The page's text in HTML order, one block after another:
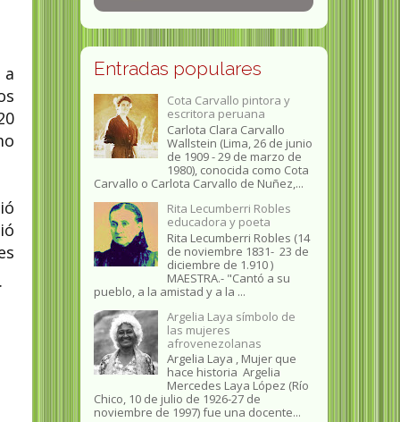
Entradas populares
Cota Carvallo pintora y
escritora peruana
Carlota Clara Carvallo
Wallstein (Lima, 26 de junio
de 1909 - 29 de marzo de
1980), conocida como Cota
Carvallo o Carlota Carvallo de Nuñez,...
Rita Lecumberri Robles
educadora y poeta
Rita Lecumberri Robles (14
de noviembre 1831- 23 de
diciembre de 1.910 )
MAESTRA.- "Cantó a su
pueblo, a la amistad y a la ...
Argelia Laya símbolo de
las mujeres
afrovenezolanas
Argelia Laya , Mujer que
hace historia Argelia
Mercedes Laya López (Río
Chico, 10 de julio de 1926-27 de
noviembre de 1997) fue una docente...